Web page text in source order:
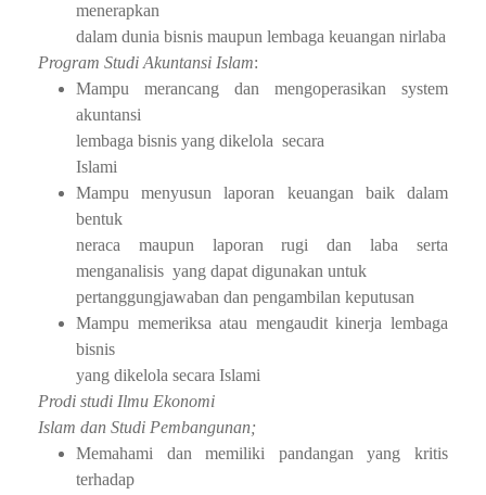
menerapkan
dalam dunia bisnis maupun lembaga keuangan nirlaba
Program Studi Akuntansi Islam:
Mampu merancang dan mengoperasikan system
akuntansi
lembaga bisnis yang dikelola secara
Islami
Mampu menyusun laporan keuangan baik dalam
bentuk
neraca maupun laporan rugi dan laba serta
menganalisis yang dapat digunakan untuk
pertanggungjawaban dan pengambilan keputusan
Mampu memeriksa atau mengaudit kinerja lembaga
bisnis
yang dikelola secara Islami
Prodi studi Ilmu Ekonomi
Islam dan Studi Pembangunan;
Memahami dan memiliki pandangan yang kritis
terhadap